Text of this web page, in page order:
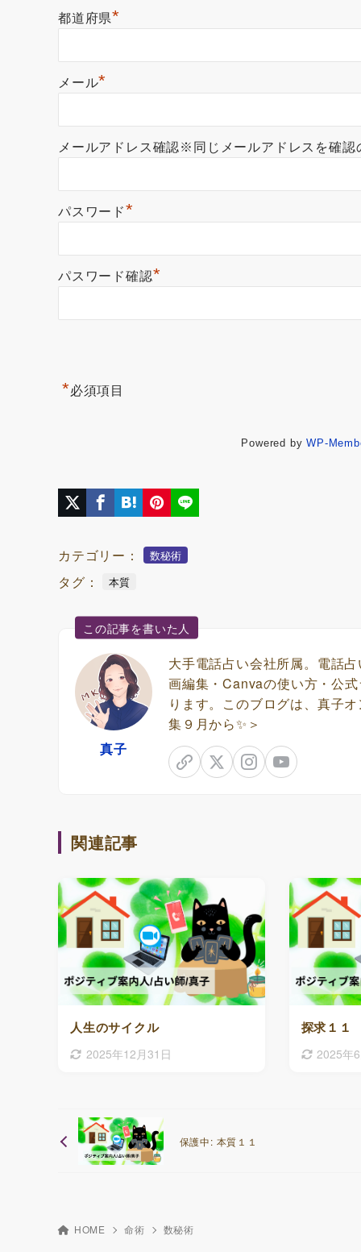
都道府県*
メール*
メールアドレス確認※同じメールアドレスを確認
パスワード*
パスワード確認*
*必須項目
Powered byWP-
カテゴリー： 数秘術
タグ： 本質
この記事を書いた人
真子
大手電話占い会社所属。電話
画編集・Canvaの使い方・公
ります。このブログは、真子
集９月から✨＞
関連記事
人生のサイクル
2025年12月31日
探求１１
2025年
保護中: 本質１１
HOME 命術 数秘術